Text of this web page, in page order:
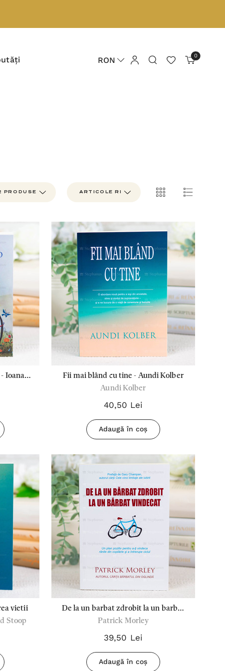
RON 0
Ioana
Fii mai blând cu tine - Aundi Kolber
Aundi Kolber
40,50 Lei
Adaugă în coș
vietii
Stoop
De la un barbat zdrobit la un barbat
vindecat - Patrick Morley
Patrick Morley
39,50 Lei
Adaugă în coș